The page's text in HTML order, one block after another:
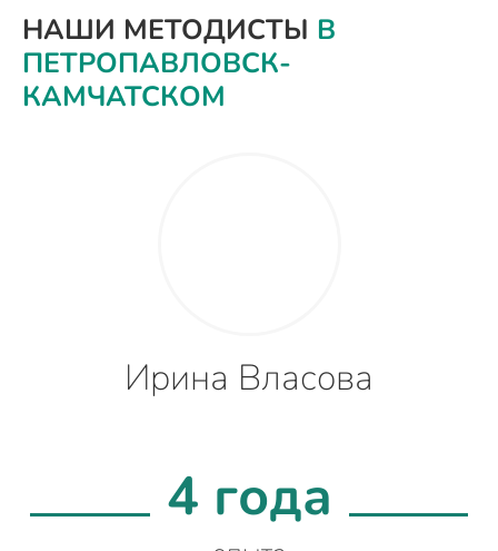
НАШИ МЕТОДИСТЫ В
ПЕТРОПАВЛОВСК-
КАМЧАТСКОМ
Ирина Власова
4 года